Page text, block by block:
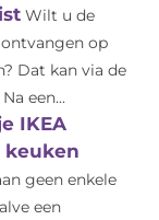
Wilt u de
op
Dat kan via de
een...
IKEA
keuken
geen enkele
een